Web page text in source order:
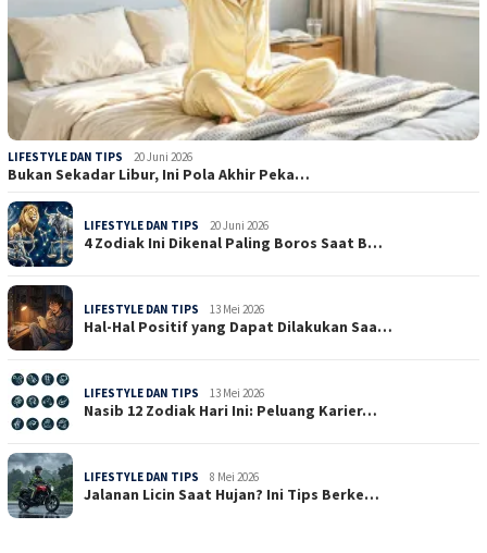
LIFESTYLE DAN TIPS 20 Juni 2026
Bukan Sekadar Libur, Ini Pola Akhir Peka…
LIFESTYLE DAN TIPS 20 Juni 2026
4 Zodiak Ini Dikenal Paling Boros Saat B…
LIFESTYLE DAN TIPS 13 Mei 2026
Hal-Hal Positif yang Dapat Dilakukan Saa…
LIFESTYLE DAN TIPS 13 Mei 2026
Nasib 12 Zodiak Hari Ini: Peluang Karier…
LIFESTYLE DAN TIPS 8 Mei 2026
Jalanan Licin Saat Hujan? Ini Tips Berke…